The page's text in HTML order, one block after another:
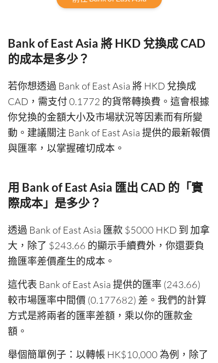
Bank of East Asia 將 HKD 兌換成 CAD
的成本是多少？
若你想透過 Bank of East Asia 將 HKD 兌換成
CAD，需支付 0.1772 的貨幣轉換費。這會根據
你兌換的金額大小及市場狀況等因素而有所變
動。建議關注 Bank of East Asia 提供的最新報價
與匯率，以掌握確切成本。
用 Bank of East Asia 匯出 CAD 的「實
際成本」是多少？
透過 Bank of East Asia 匯款 $5000 HKD 到 加拿
大，除了 $243.66 的顯示手續費外，你還要負
擔匯率差價產生的成本。
這代表 Bank of East Asia 提供的匯率 (243.66)
較市場匯率中間價 (0.177682) 差。我們的計算
方式是將兩者的匯率差額，乘以你的匯款金
額。
舉個簡單例子：以轉帳 HK$10,000 為例，除了